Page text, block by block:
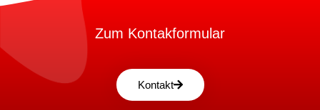
Zum Kontakformular
Kontakt